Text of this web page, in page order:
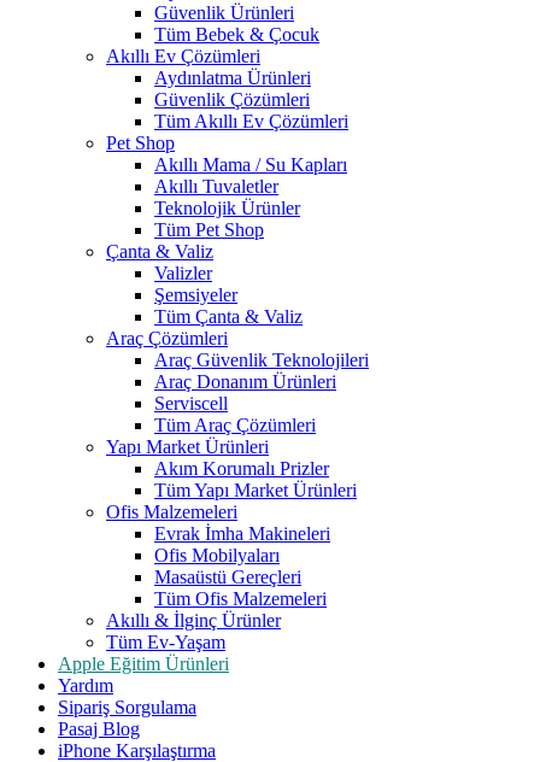
Güvenlik Ürünleri
Tüm Bebek & Çocuk
Akıllı Ev Çözümleri
Aydınlatma Ürünleri
Güvenlik Çözümleri
Tüm Akıllı Ev Çözümleri
Pet Shop
Akıllı Mama / Su Kapları
Akıllı Tuvaletler
Teknolojik Ürünler
Tüm Pet Shop
Çanta & Valiz
Valizler
Şemsiyeler
Tüm Çanta & Valiz
Araç Çözümleri
Araç Güvenlik Teknolojileri
Araç Donanım Ürünleri
Serviscell
Tüm Araç Çözümleri
Yapı Market Ürünleri
Akım Korumalı Prizler
Tüm Yapı Market Ürünleri
Ofis Malzemeleri
Evrak İmha Makineleri
Ofis Mobilyaları
Masaüstü Gereçleri
Tüm Ofis Malzemeleri
Akıllı & İlginç Ürünler
Tüm Ev-Yaşam
Apple Eğitim Ürünleri
Yardım
Sipariş Sorgulama
Pasaj Blog
iPhone Karşılaştırma